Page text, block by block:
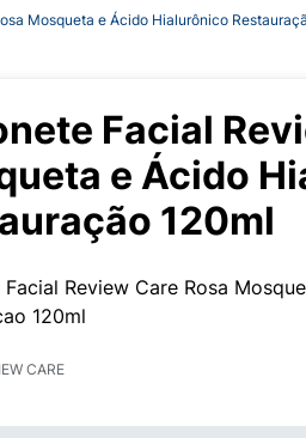
Mosqueta e Ácido Hialurônico
Facial
e Ácido
120ml
Facial Review Care Rosa
120ml
CARE